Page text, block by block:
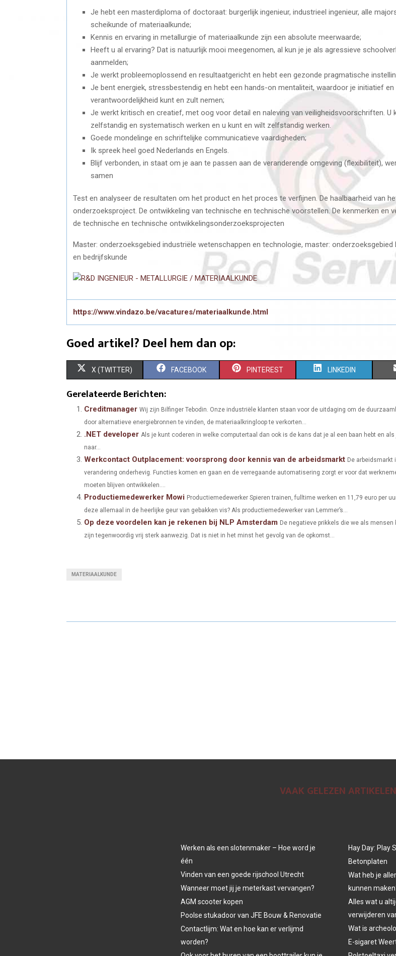
Je hebt een masterdiploma of doctoraat: burgerlijk ingenieur, industrieel ingenieur, alle
scheikunde of materiaalkunde;
Kennis en ervaring in metallurgie of materiaalkunde zijn een absolute meerwaarde;
Heeft u al ervaring? Dat is natuurlijk mooi meegenomen, al kun je je als agressieve
aanmelden;
Je werkt probleemoplossend en resultaatgericht en hebt een gezonde pragmatische
Je bent energiek, stressbestendig en hebt een hands-on mentaliteit, waardoor je initiatief en
verantwoordelijkheid kunt en zult nemen;
Je werkt kritisch en creatief, met oog voor detail en naleving van veiligheidsvoorschriften. U
zelfstandig en systematisch werken en u kunt en wilt zelfstandig werken.
Goede mondelinge en schriftelijke communicatieve vaardigheden;
Ik spreek heel goed Nederlands en Engels.
Blijf verbonden, in staat om je aan te passen aan de veranderende omgeving (flexibiliteit),
samen
Test en analyseer de resultaten om het product en het proces te verfijnen. De haalbaarheid van
onderzoeksproject. De ontwikkeling van technische en technische voorstellen. De kenmerken en
de technische en technische ontwikkelingsonderzoeksprojecten
Master: onderzoeksgebied industriële wetenschappen en technologie, master: onderzoeksgebied
en bedrijfskunde
https://www.vindazo.be/vacatures/materiaalkunde.html
Goed artikel? Deel hem dan op:
S
R
O
X (TWITTER) S
A
R
O
FACEBOOK S
A
R
O
PINTEREST S
A
O
N
LINKEDIN
Gerelateerde Berichten:
Creditmanager Wij zijn Bilfinger Tebodin. Onze industriële klanten staan ​​voor de uitdaging om de
door alternatieve energiebronnen te vinden, de materiaalkringloop te verkorten...
.NET developer Als je kunt coderen in welke computertaal dan ook is de kans dat je al een baan hebt en als
naar...
Werkcontact Outplacement: voorsprong door kennis van de arbeidsmarkt De arbeidsmarkt
verandering onderhevig. Functies komen en gaan en de verregaande automatisering zorgt er voor dat
moeten blijven ontwikkelen....
Productiemedewerker Mowi Productiemedewerker Spieren trainen, fulltime werken en 11,79 euro per
deze allemaal in de heerlijke geur van gebakken vis? Als productiemedewerker van Lemmer’s...
Op deze voordelen kan je rekenen bij NLP Amsterdam De negatieve prikkels die we als mensen
zijn tegenwoordig vrij sterk aanwezig. Dat is niet in het minst het gevolg van de opkomst...
MATERIAALKUNDE
VAAK GELEZEN ARTIKELEN
Werken als een slotenmaker – Hoe word je
één
Vinden van een goede rijschool Utrecht
Wanneer moet jij je meterkast vervangen?
AGM scooter kopen
Poolse stukadoor van JFE Bouw & Renovatie
Contactlijm: Wat en hoe kan er verlijmd
worden?
Hay Day: Play
Betonplaten
Wat heb je
kunnen
Alles wat u
verwijderen
Wat is
E-sigaret